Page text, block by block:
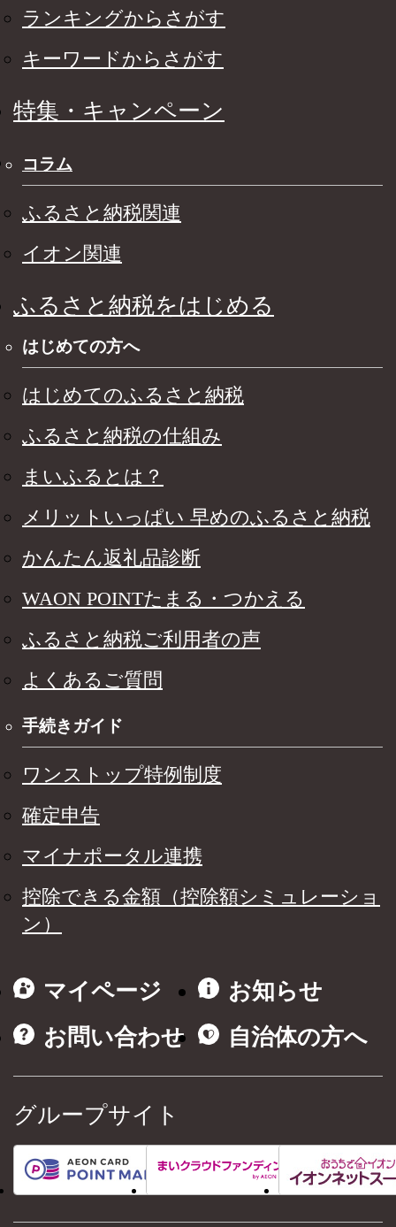
ランキングからさがす
キーワードからさがす
特集・キャンペーン
コラム
ふるさと納税関連
イオン関連
ふるさと納税をはじめる
はじめての方へ
はじめてのふるさと納税
ふるさと納税の仕組み
まいふるとは？
メリットいっぱい 早めのふるさと納税
かんたん返礼品診断
WAON POINTたまる・つかえる
ふるさと納税ご利用者の声
よくあるご質問
手続きガイド
ワンストップ特例制度
確定申告
マイナポータル連携
控除できる金額（控除額シミュレーショ
ン）
マイページ
お知らせ
お問い合わせ
自治体の方へ
グループサイト